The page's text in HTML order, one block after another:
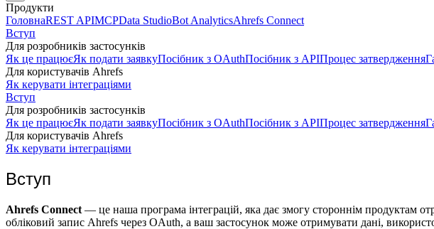
Продукти
ГоловнаREST APIMCPData StudioBot AnalyticsAhrefs Connect
Вступ
Для розробників застосунків
Як це працюєЯк подати заявкуПосібник з OAuthПосібник з APIПроцес затвердження
Для користувачів Ahrefs
Як керувати інтеграціями
Вступ
Для розробників застосунків
Як це працюєЯк подати заявкуПосібник з OAuthПосібник з APIПроцес затвердження
Для користувачів Ahrefs
Як керувати інтеграціями
Вступ
Ahrefs Connect — це наша програма інтеграцій, яка дає змогу стороннім продуктам
обліковий запис Ahrefs через OAuth, а ваш застосунок може отримувати дані,